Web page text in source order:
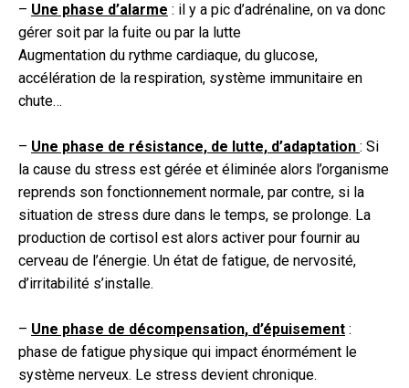
– Une phase d’alarme : il y a pic d’adrénaline, on va donc
gérer soit par la fuite ou par la lutte
Augmentation du rythme cardiaque, du glucose,
accélération de la respiration, système immunitaire en
chute…
– Une phase de résistance, de lutte, d’adaptation : Si
la cause du stress est gérée et éliminée alors l’organisme
reprends son fonctionnement normale, par contre, si la
situation de stress dure dans le temps, se prolonge. La
production de cortisol est alors activer pour fournir au
cerveau de l’énergie. Un état de fatigue, de nervosité,
d’irritabilité s’installe.
– Une phase de décompensation, d’épuisement :
phase de fatigue physique qui impact énormément le
système nerveux. Le stress devient chronique.